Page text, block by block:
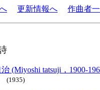
更新情報へ 作曲者
(Miyoshi tatsuji，1900-